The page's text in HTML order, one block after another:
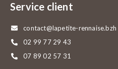
Service client
contact@lapetite-rennaise.bzh
02 99 77 29 43
07 89 02 57 31